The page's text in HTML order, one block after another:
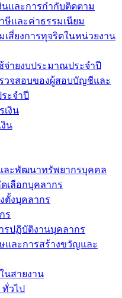
นและการกำกับติดตาม
ษีและค่าธรรมเนียม
เสี่ยงการทุจริตในหน่วยงาน
จ่ายงบประมาณประจำปี
วจสอบของผู้สอบบัญชีและ
ะจำปี
เงิน
งิน
ละพัฒนาทรัพยากรบุคคล
เลือกบุคลากร
ตั้งบุคลากร
ร
รปฏิบัติงานบุคลากร
ละการสร้างขวัญและ
นสายงาน
วไป